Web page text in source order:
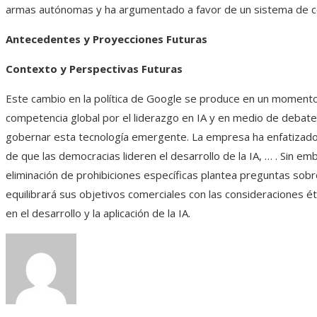
armas autónomas y ha argumentado a favor de un sistema de
Antecedentes y Proyecciones Futuras
Contexto y Perspectivas Futuras
Este cambio en la política de Google se produce en un
competencia global por el liderazgo en IA y en medio de
gobernar esta tecnología emergente. La empresa ha
de que las democracias lideren el desarrollo de la IA, … . Sin
eliminación de prohibiciones específicas plantea preguntas
equilibrará sus objetivos comerciales con las consideraciones
en el desarrollo y la aplicación de la IA.